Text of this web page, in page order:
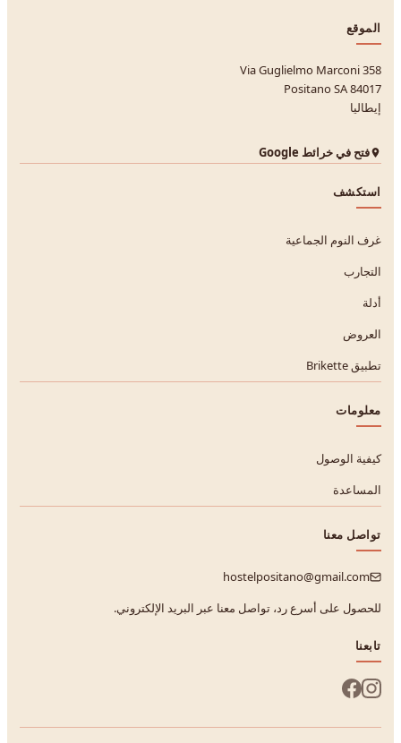
الموقع
Via Guglielmo Marconi 358
84017 Positano SA
إيطاليا
فتح في خرائط Google
استكشف
غرف النوم الجماعية
التجارب
أدلة
العروض
تطبيق Brikette
معلومات
كيفية الوصول
المساعدة
تواصل معنا
hostelpositano@gmail.com
للحصول على أسرع رد، تواصل معنا عبر البريد الإلكتروني.
تابعنا